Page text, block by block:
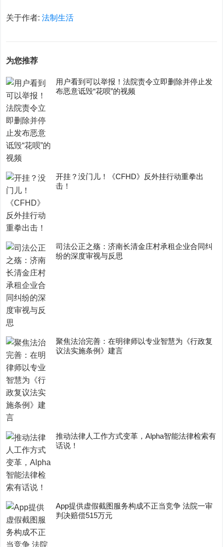
关于作者:法制生活
为您推荐
用户看到可以举报！法院责令立即删除并停止发
布恶意诋毁“花呗”的视频
开挂？没门儿！《CFHD》反外挂行动重拳出
击！
司法公正之殇：济南长清金庄村承租企业合同纠
纷的深度审视与反思
聚焦法治完善：在明律师以专业智慧为《行政复
议法实施条例》建言
推动法律人工作方式变革，Alpha智能法律检索有
话说！
App提供虚假截图服务构成不正当竞争 法院一审
判决赔偿515万元